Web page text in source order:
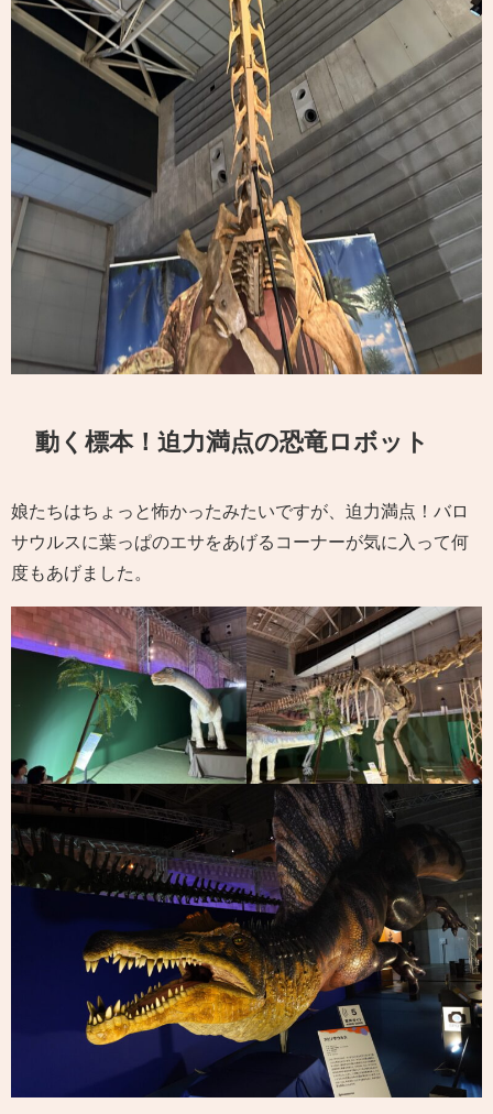
動く標本！迫力満点の恐竜ロボット
娘たちはちょっと怖かったみたいですが、迫力満点！バロ
サウルスに葉っぱのエサをあげるコーナーが気に入って何
度もあげました。